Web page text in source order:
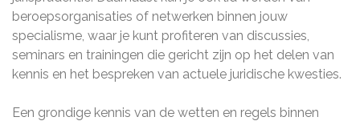
beroepsorganisaties of netwerken binnen jouw
specialisme, waar je kunt profiteren van discussies,
seminars en trainingen die gericht zijn op het delen van
kennis en het bespreken van actuele juridische kwesties.
Een grondige kennis van de wetten en regels binnen